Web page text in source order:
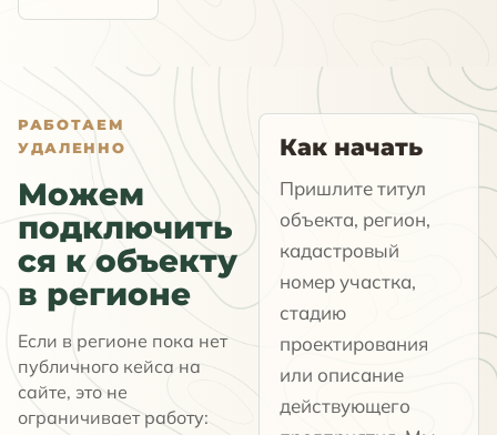
РАБОТАЕМ
УДАЛЕННО
Можем
подключить
ся к объекту
в регионе
Если в регионе пока нет
публичного кейса на
сайте, это не
ограничивает работу:
Как начать
Пришлите титул
объекта, регион,
кадастровый
номер участка,
стадию
проектирования
или описание
действующего